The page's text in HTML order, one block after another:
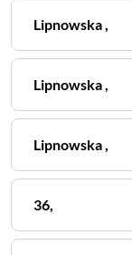
Lipnowska,
Lipnowska,
Lipnowska,
36,